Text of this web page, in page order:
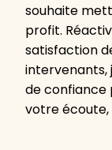
souhaite
profit.
satisfaction
intervenants,
de confiance
votre écoute,